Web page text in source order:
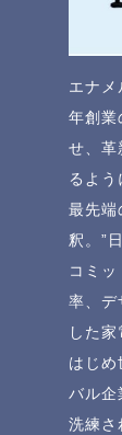
エナ
年創業
せ、革
るよ
最先端
釈。”
コミ
率、デ
した
はじ
バル企
洗練さ